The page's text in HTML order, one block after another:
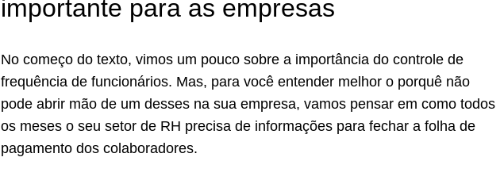
importante para as empresas
No começo do texto, vimos um pouco sobre a importância do controle de
frequência de funcionários. Mas, para você entender melhor o porquê não
pode abrir mão de um desses na sua empresa, vamos pensar em como todos
os meses o seu setor de RH precisa de informações para fechar a folha de
pagamento dos colaboradores.